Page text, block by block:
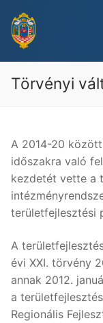
tartalomra
Törvényi
A 2014-20
időszakra való
kezdetét vette a
területfejlesztési
A
évi XXI. törvény
annak 2012.
a
Regionális